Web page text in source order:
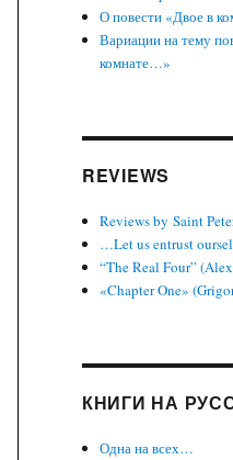
О повести «Двое в
Вариации на тему
комнате…»
REVIEWS
Reviews by Saint
…Let us entrust
“The Real Four”
«Chapter One»
КНИГИ НА
Одна на всех…